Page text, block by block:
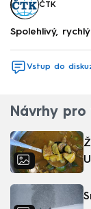
ČTK
Spolehlivý,
Vstup do
Návrhy pro